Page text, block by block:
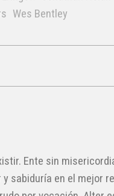
Wes Bentley
Ente sin
sabiduría en el mejor